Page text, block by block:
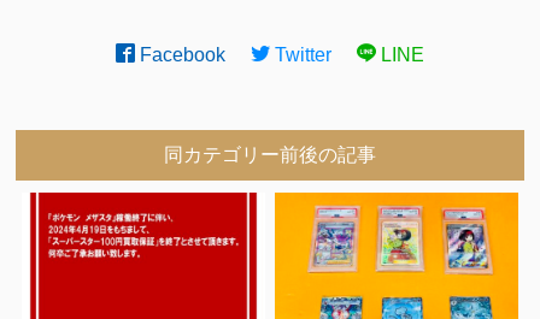
Facebook Twitter LINE
同カテゴリー前後の記事